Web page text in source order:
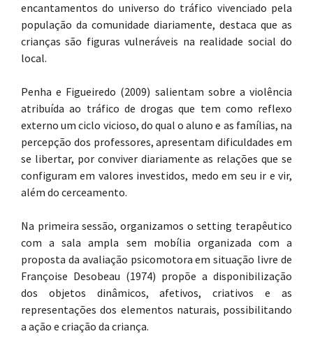
encantamentos do universo do tráfico vivenciado pela
população da comunidade diariamente, destaca que as
crianças são figuras vulneráveis na realidade social do
local.
Penha e Figueiredo (2009) salientam sobre a violência
atribuída ao tráfico de drogas que tem como reflexo
externo um ciclo vicioso, do qual o aluno e as famílias, na
percepção dos professores, apresentam dificuldades em
se libertar, por conviver diariamente as relações que se
configuram em valores investidos, medo em seu ir e vir,
além do cerceamento.
Na primeira sessão, organizamos o setting terapêutico
com a sala ampla sem mobília organizada com a
proposta da avaliação psicomotora em situação livre de
Françoise Desobeau (1974) propõe a disponibilização
dos objetos dinâmicos, afetivos, criativos e as
representações dos elementos naturais, possibilitando
a ação e criação da criança.